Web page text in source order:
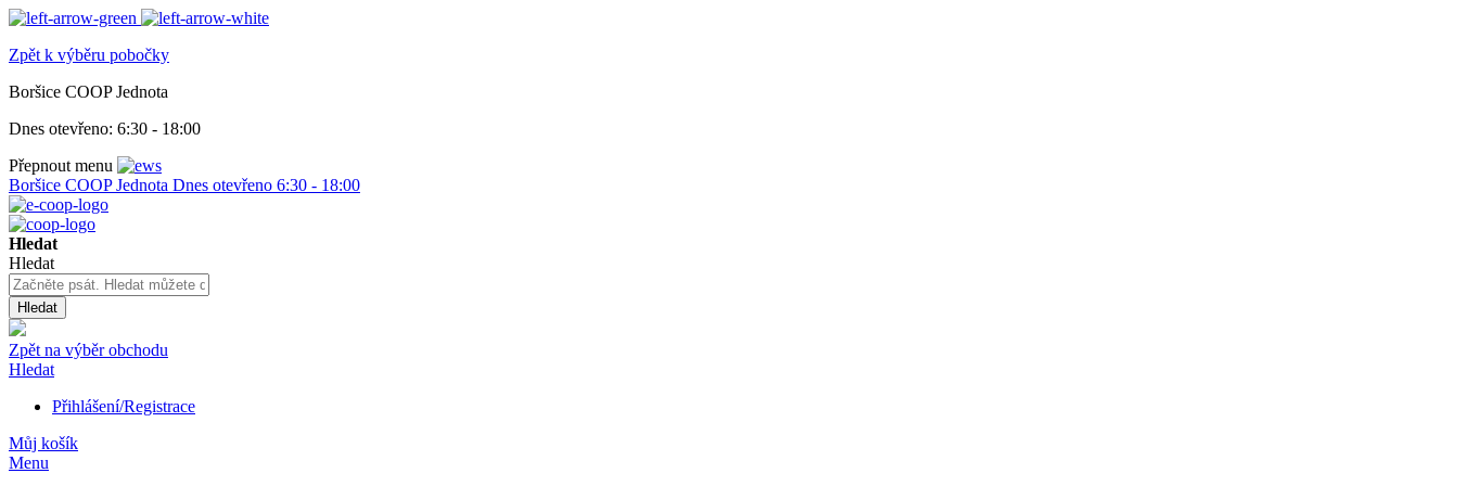
Zpět k výběru pobočky
Boršice COOP Jednota
Dnes otevřeno: 6:30 - 18:00
Přepnout menu
Boršice COOP Jednota Dnes otevřeno 6:30 - 18:00
Hledat
Hledat
Hledat
Zpět na výběr obchodu
Hledat
Přihlášení/Registrace
Můj košík
Menu